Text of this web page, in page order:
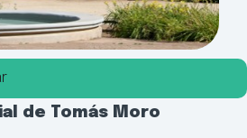
de Tomás Moro